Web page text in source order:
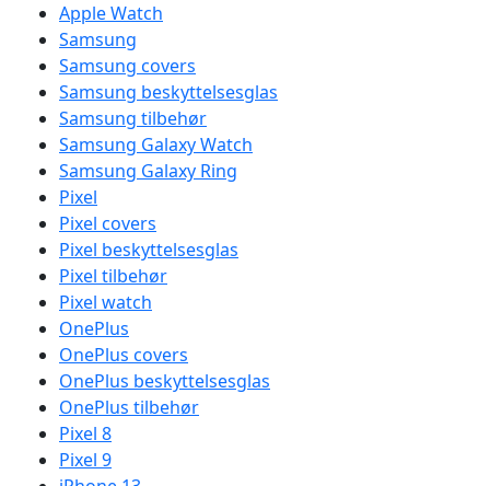
Apple Watch
Samsung
Samsung covers
Samsung beskyttelsesglas
Samsung tilbehør
Samsung Galaxy Watch
Samsung Galaxy Ring
Pixel
Pixel covers
Pixel beskyttelsesglas
Pixel tilbehør
Pixel watch
OnePlus
OnePlus covers
OnePlus beskyttelsesglas
OnePlus tilbehør
Pixel 8
Pixel 9